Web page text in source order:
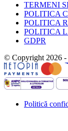
TERMENI
POLITICA
POLITICA
POLITICA
GDPR
© Copyright 2026 -
Politică